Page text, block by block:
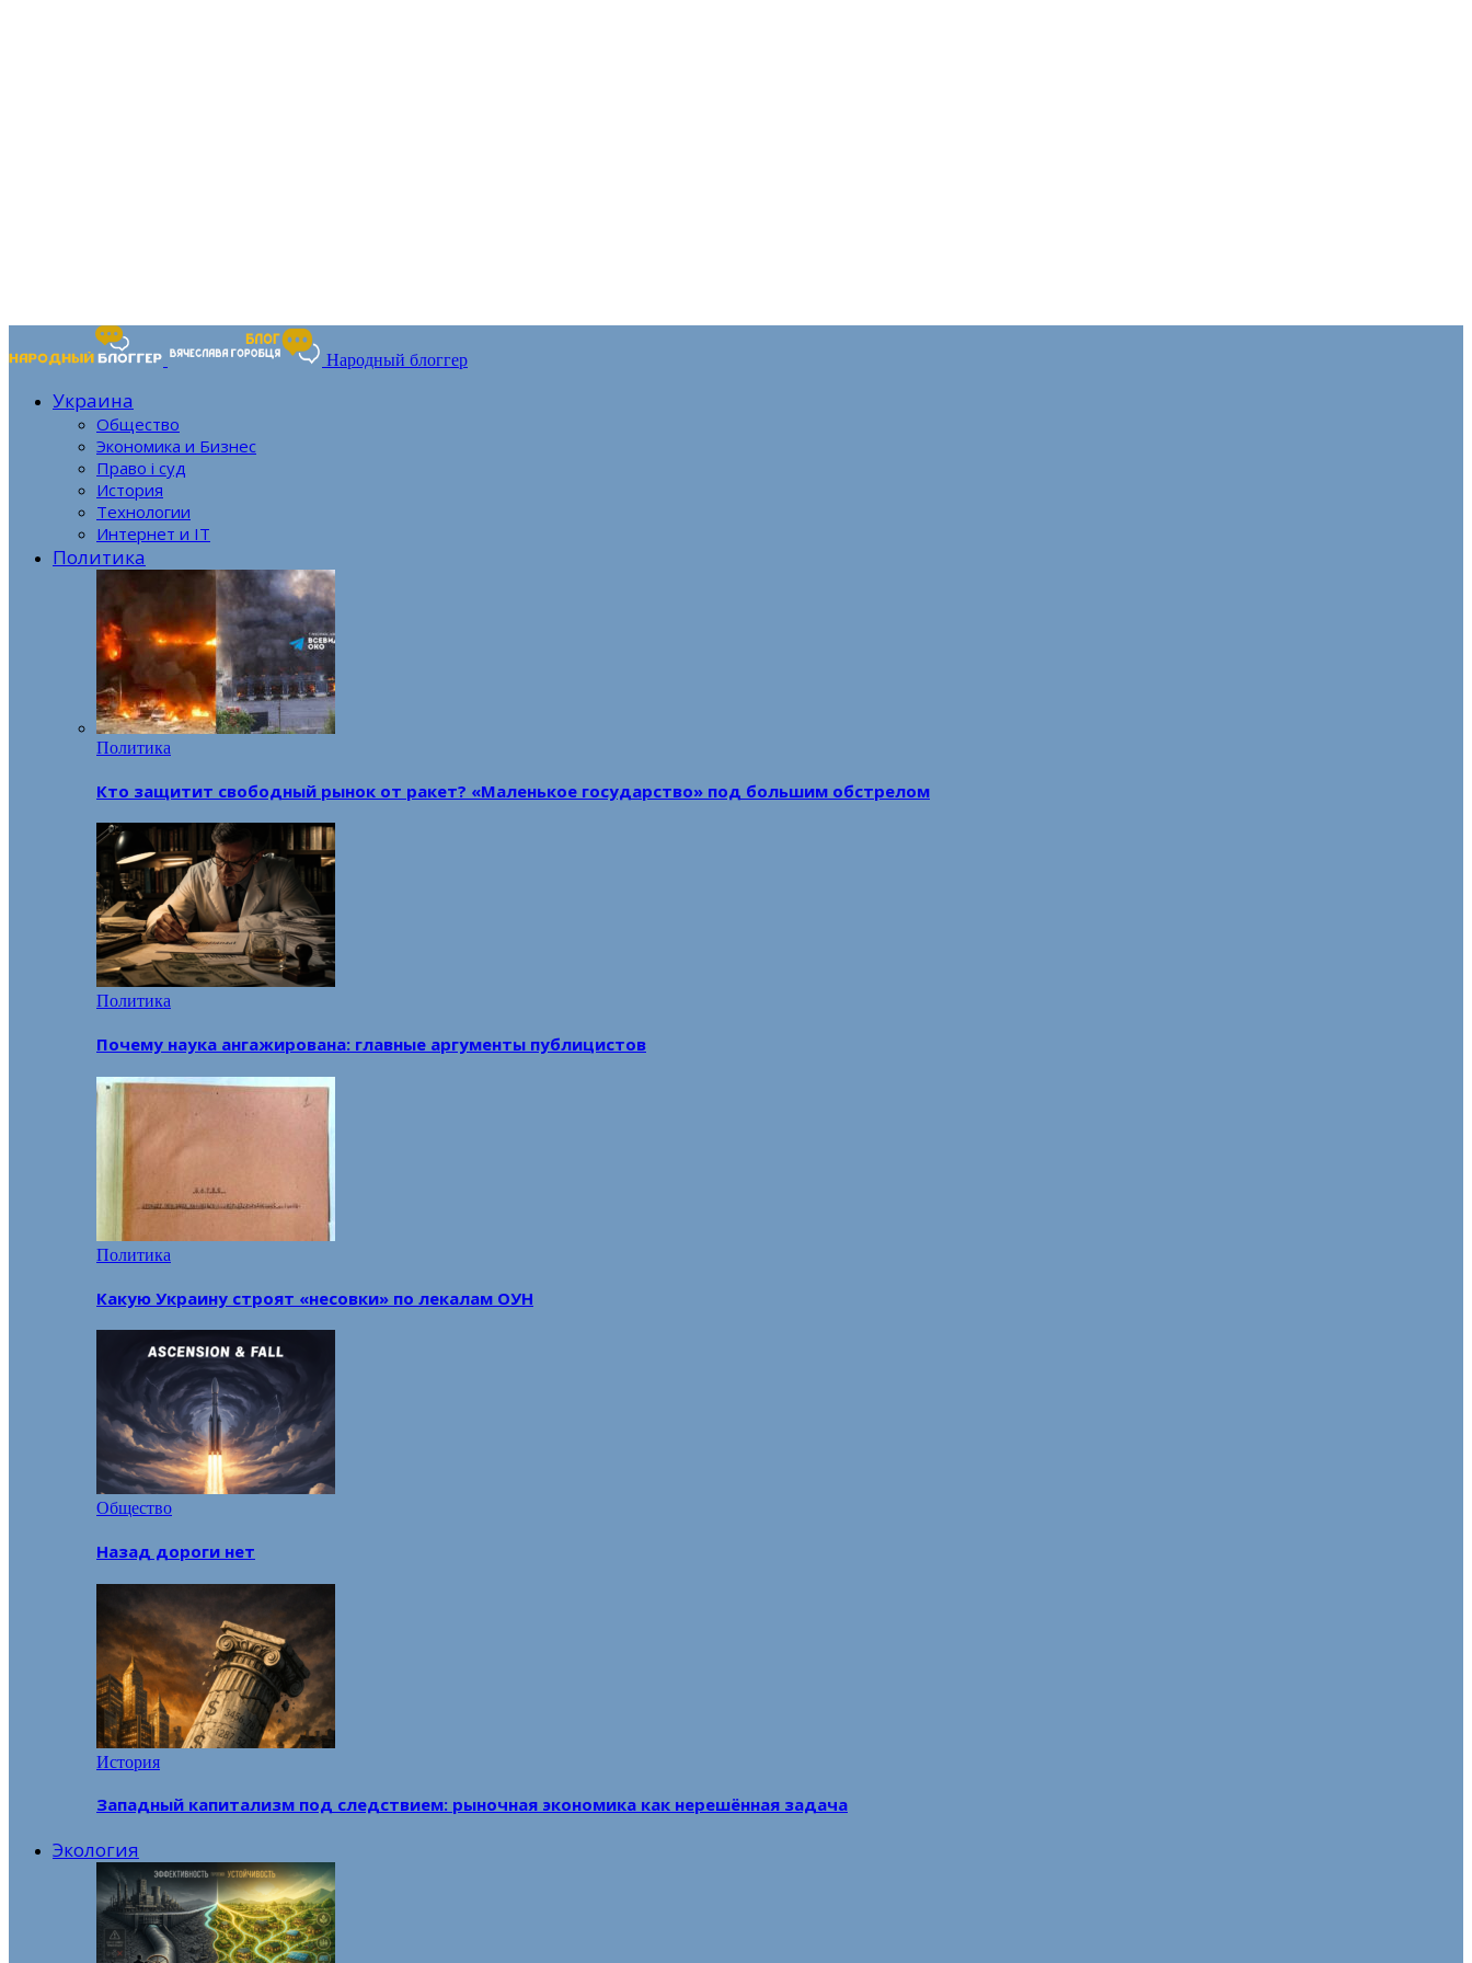
Народный блоггер
Украина
Общество
Экономика и Бизнес
Право і суд
История
Технологии
Интернет и IT
Политика
Политика
Кто защитит свободный рынок от ракет? «Маленькое государство» под большим обстрелом
Политика
Почему наука ангажирована: главные аргументы публицистов
Политика
Какую Украину строят «несовки» по лекалам ОУН
Общество
Назад дороги нет
История
Западный капитализм под следствием: рыночная экономика как нерешённая задача
Экология